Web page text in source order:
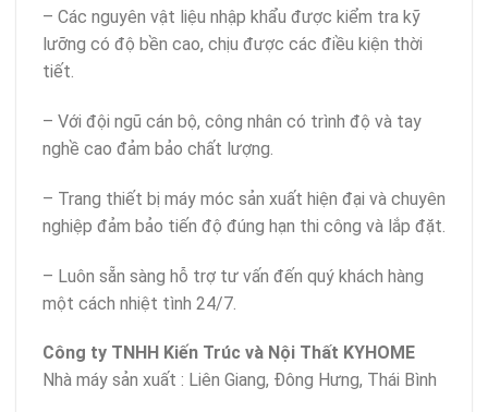
– Các nguyên vật liệu nhập khẩu được kiểm tra kỹ
lưỡng có độ bền cao, chịu được các điều kiện thời
tiết.
– Với đội ngũ cán bộ, công nhân có trình độ và tay
nghề cao đảm bảo chất lượng.
– Trang thiết bị máy móc sản xuất hiện đại và chuyên
nghiệp đảm bảo tiến độ đúng hạn thi công và lắp đặt.
– Luôn sẵn sàng hỗ trợ tư vấn đến quý khách hàng
một cách nhiệt tình 24/7.
Công ty TNHH Kiến Trúc và Nội Thất KYHOME
Nhà máy sản xuất : Liên Giang, Đông Hưng, Thái Bình